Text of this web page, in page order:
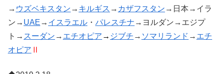
→ ウズベキスタン → キルギス → カザフスタン →日本→イラ
ン→ UAE → イスラエル ・ パレスチナ →ヨルダン→エジプ
ト→ スーダン → エチオピア → ジブチ → ソマリランド → エチ
オピア Ⅱ